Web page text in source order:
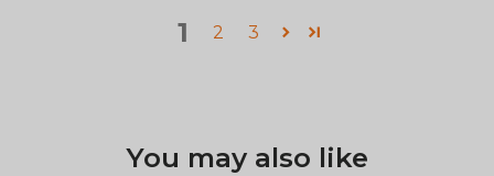
1 2 3
You may also like